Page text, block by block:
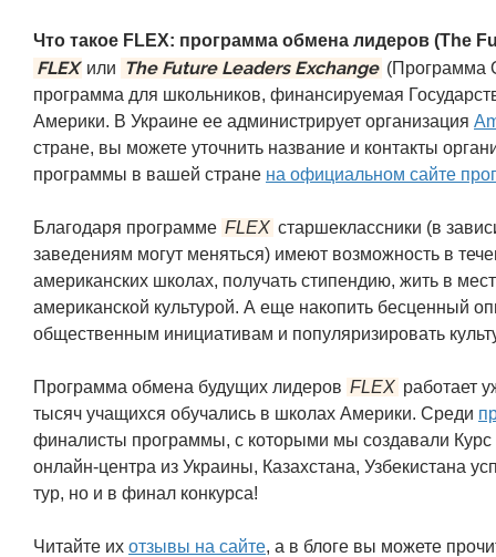
Что такое FLEX: программа обмена лидеров (The
FLEX или The Future Leaders Exchange (Программа
программа для школьников, финансируемая
Америки. В Украине ее администрирует организация
стране, вы можете уточнить название и контакты
программы в вашей стране на официальном сайте
Благодаря программе FLEX старшеклассники (в
заведениям могут меняться) имеют возможность в
американских школах, получать стипендию, жить в
американской культурой. А еще накопить бесценный
общественным инициативам и популяризировать
Программа обмена будущих лидеров FLEX работает
тысяч учащихся обучались в школах Америки. Среди
финалисты программы, с которыми мы создавали Курс
онлайн-центра из Украины, Казахстана, Узбекистана
тур, но и в финал конкурса!
Читайте их отзывы на сайте, а в блоге вы можете